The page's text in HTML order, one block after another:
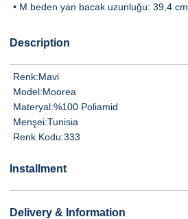
• M beden yan bacak uzunluğu: 39,4 cm
Description
Renk:Mavi
Model:Moorea
Materyal:%100 Poliamid
Menşei:Tunisia
Renk Kodu:333
Installment
Delivery & Information